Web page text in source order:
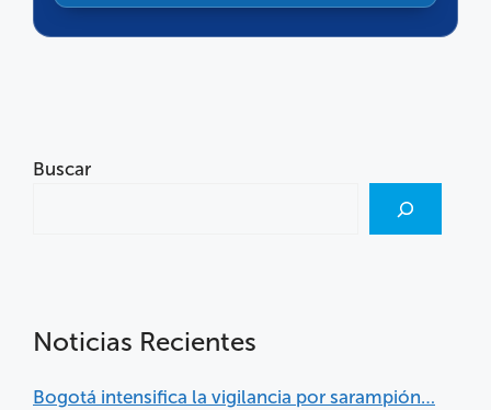
Buscar
Noticias Recientes
Bogotá intensifica la vigilancia por sarampión…